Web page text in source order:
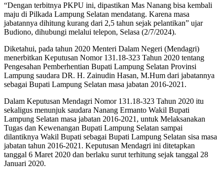
“Dengan terbitnya PKPU ini, dipastikan Mas Nanang bisa kembali
maju di Pilkada Lampung Selatan mendatang. Karena masa
jabatannya dihitung kurang dari 2,5 tahun sejak pelantikan” ujar
Budiono, dihubungi melalui telepon, Selasa (2/7/2024).
Diketahui, pada tahun 2020 Menteri Dalam Negeri (Mendagri)
menerbitkan Keputusan Nomor 131.18-323 Tahun 2020 tentang
Pengesahan Pemberhentian Bupati Lampung Selatan Provinsi
Lampung saudara DR. H. Zainudin Hasan, M.Hum dari jabatannya
sebagai Bupati Lampung Selatan masa jabatan 2016-2021.
Dalam Keputusan Mendagri Nomor 131.18-323 Tahun 2020 itu
sekaligus menunjuk saudara Nanang Ermanto Wakil Bupati
Lampung Selatan masa jabatan 2016-2021, untuk Melaksanakan
Tugas dan Kewenangan Bupati Lampung Selatan sampai
dilantiknya Wakil Bupati sebagai Bupati Lampung Selatan sisa masa
jabatan tahun 2016-2021. Keputusan Mendagri ini ditetapkan
tanggal 6 Maret 2020 dan berlaku surut terhitung sejak tanggal 28
Januari 2020.